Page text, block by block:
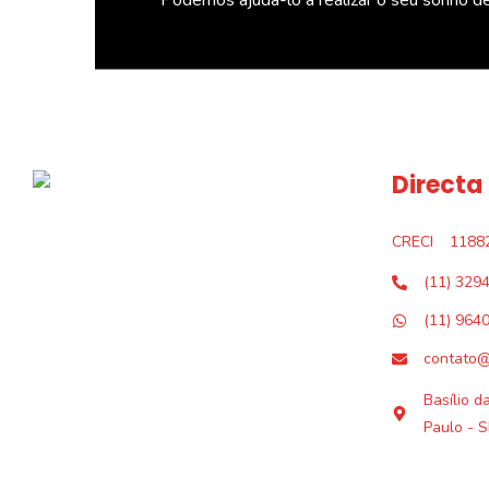
Directa
CRECI
(11)
(11)
Basílio
Paulo -